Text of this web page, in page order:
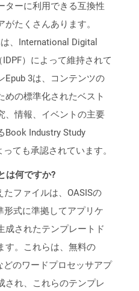
ターに利用できる互換性
たくさんあります。
、International Digital
）によって維持されて
Epub 3は、コンテンツの
めの標準化されたベスト
、情報、イベントの主要
Book Industry Study
ても承認されています。
は何ですか?
たファイルは、OASISの
形式に準拠してアプリケ
成されたテンプレートド
す。これらは、無料の
どのワードプロセッサアプ
され、これらのテンプレ